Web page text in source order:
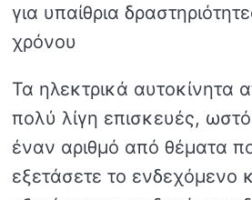
για υπαίθρια
χρόνου
Τα ηλεκτρικά αυτοκίνητα
πολύ λίγη επισκευές,
έναν αριθμό από θέματα
εξετάσετε το ενδεχόμενο